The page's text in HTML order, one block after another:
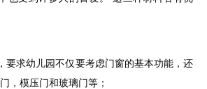
求幼儿园不仅要考虑门窗的基本功能，还
，模压门和玻璃门等；